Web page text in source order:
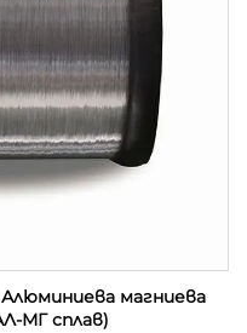
магниева
МГ сплав)